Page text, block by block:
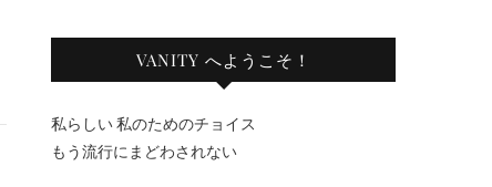
VANITY へようこそ！
私らしい 私のためのチョイス
もう流行にまどわされない